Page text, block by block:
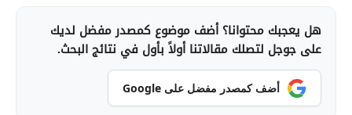
هل يعجبك محتوانا؟ أضف موضوع كمصدر مفضل لديك
على جوجل لتصلك مقالاتنا أولاً بأول في نتائج البحث.
أضف كمصدر مفضل على Google